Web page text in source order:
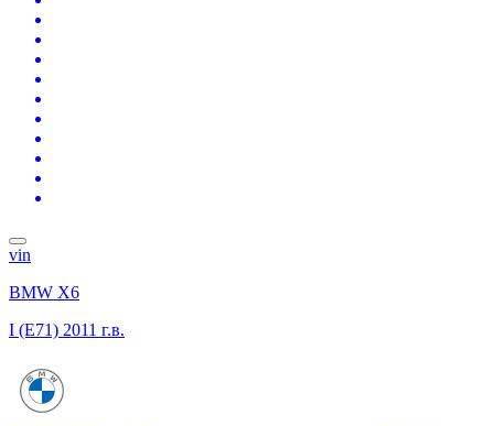
vin
BMW X6
I (E71) 2011 г.в.